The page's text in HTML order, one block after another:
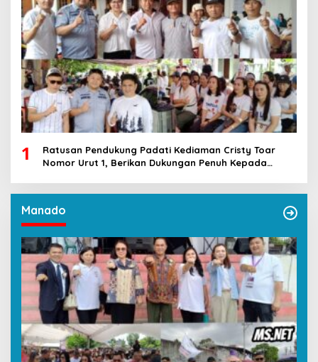
1
Ratusan Pendukung Padati Kediaman Cristy Toar
Nomor Urut 1, Berikan Dukungan Penuh Kepada
Manado